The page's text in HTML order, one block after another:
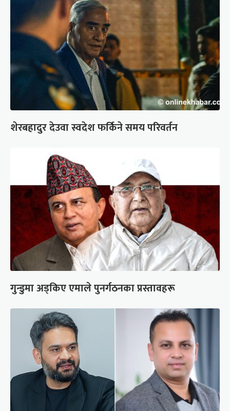
शेरबहादुर देउवा स्वदेश फर्किने समय परिवर्तन
गुन्डुमा अड्किए एमाले पुनर्गठनका प्रस्तावहरू